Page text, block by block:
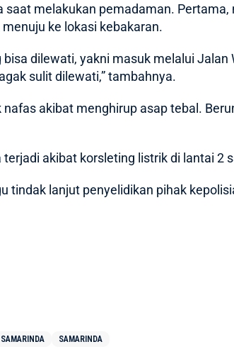
melakukan pemadaman.
ke lokasi kebakaran.
dilewati, yakni masuk melalui Jalan
sulit dilewati,” tambahnya.
akibat menghirup asap tebal.
akibat korsleting listrik di lantai 2
tindak lanjut penyelidikan pihak
SAMARINDA